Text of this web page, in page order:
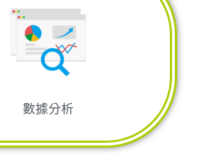
數據分析
家畜疾病及植物病蟲害的
防治與控制檢測